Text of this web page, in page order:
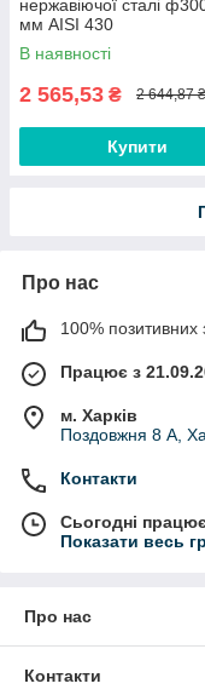
нержавіючої сталі
мм AISI 430
В наявності
2 565,53 ₴ 2 644,87 ₴
Купити
Про нас
100% позитивних
Працює з
м. Харків
Поздовжня 8 А,
Контакти
Сьогодні
Показати весь
Про нас
Контакти